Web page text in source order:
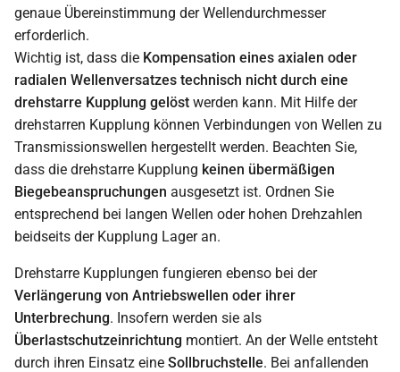
genaue Übereinstimmung der Wellendurchmesser
erforderlich.
Wichtig ist, dass die Kompensation eines axialen oder
radialen Wellenversatzes technisch nicht durch eine
drehstarre Kupplung gelöst werden kann. Mit Hilfe der
drehstarren Kupplung können Verbindungen von Wellen zu
Transmissionswellen hergestellt werden. Beachten Sie,
dass die drehstarre Kupplung keinen übermäßigen
Biegebeanspruchungen ausgesetzt ist. Ordnen Sie
entsprechend bei langen Wellen oder hohen Drehzahlen
beidseits der Kupplung Lager an.
Drehstarre Kupplungen fungieren ebenso bei der
Verlängerung von Antriebswellen oder ihrer
Unterbrechung. Insofern werden sie als
Überlastschutzeinrichtung montiert. An der Welle entsteht
durch ihren Einsatz eine Sollbruchstelle. Bei anfallenden